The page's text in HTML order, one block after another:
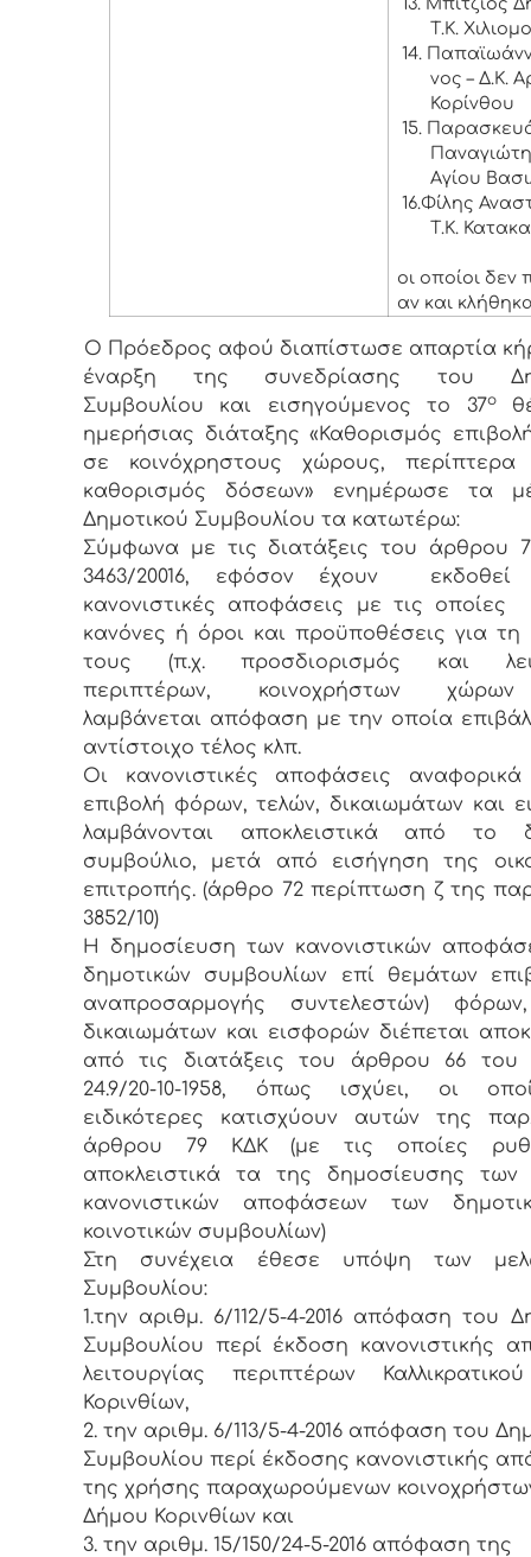
Τ.Κ.
14.
νος – Δ.Κ.
Κορίνθου
15.
Αγίου
16.Φίλης
Τ.Κ.
οι οποίοι
αν και
Ο Πρόεδρος αφού διαπίστωσε απαρτία
έναρξη της συνεδρίασης του
Συμβουλίου και εισηγούμενος το 37ο
ημερήσιας διάταξης «Καθορισμός
σε κοινόχρηστους χώρους,
καθορισμός δόσεων» ενημέρωσε τα
Δημοτικού Συμβουλίου τα κατωτέρω:
Σύμφωνα με τις διατάξεις του άρθρου
3463/20016, εφόσον έχουν εκδοθεί
κανονιστικές αποφάσεις με τις οποίες
κανόνες ή όροι και προϋποθέσεις για τη
τους (π.χ. προσδιορισμός και
περιπτέρων, κοινοχρήστων χώρων
λαμβάνεται απόφαση με την οποία
αντίστοιχο τέλος κλπ.
Οι κανονιστικές αποφάσεις
επιβολή φόρων, τελών, δικαιωμάτων και
λαμβάνονται αποκλειστικά από το
συμβούλιο, μετά από εισήγηση της
επιτροπής. (άρθρο 72 περίπτωση ζ της
3852/10)
Η δημοσίευση των κανονιστικών
δημοτικών συμβουλίων επί θεμάτων
αναπροσαρμογής συντελεστών)
δικαιωμάτων και εισφορών διέπεται
από τις διατάξεις του άρθρου 66 του
24.9/20-10-1958, όπως ισχύει, οι
ειδικότερες κατισχύουν αυτών της
άρθρου 79 ΚΔΚ (με τις οποίες
αποκλειστικά τα της δημοσίευσης των
κανονιστικών αποφάσεων των
κοινοτικών συμβουλίων)
Στη συνέχεια έθεσε υπόψη των
Συμβουλίου:
1.την αριθμ. 6/112/5-4-2016 απόφαση του
Συμβουλίου περί έκδοση κανονιστικής
λειτουργίας περιπτέρων
Κορινθίων,
2. την αριθμ. 6/113/5-4-2016 απόφαση του
Συμβουλίου περί έκδοσης κανονιστικής
της χρήσης παραχωρούμενων
Δήμου Κορινθίων και
3. την αριθμ. 15/150/24-5-2016 απόφαση της